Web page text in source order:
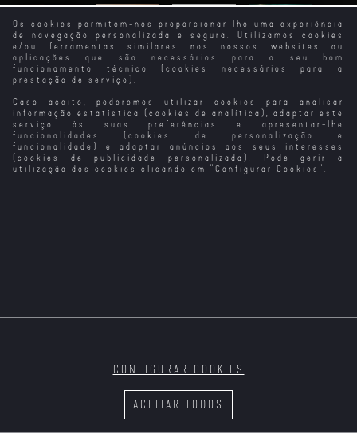
Os cookies permitem-nos proporcionar lhe uma experiência
de navegação personalizada e segura. Utilizamos cookies
e/ou ferramentas similares nos nossos websites ou
aplicações que são necessários para o seu bom
funcionamento técnico (cookies necessários para a
prestação de serviço).
Caso aceite, poderemos utilizar cookies para analisar
informação estatística (cookies de analítica), adaptar este
serviço às suas preferências e apresentar-lhe
funcionalidades (cookies de personalização e
funcionalidade) e adaptar anúncios aos seus interesses
(cookies de publicidade personalizada). Pode gerir a
utilização dos cookies clicando em " Configurar Cookies ".
ACEITAR TODOS
CONFIGURAR COOKIES
Poder Absoluto
O Poder da
Mudança
A Mulher Que
Acreditava Ser
Presidente Dos
EUA
O Lugar dos
Sonhos
Nossos Irmãos
Soldados
Fantasma